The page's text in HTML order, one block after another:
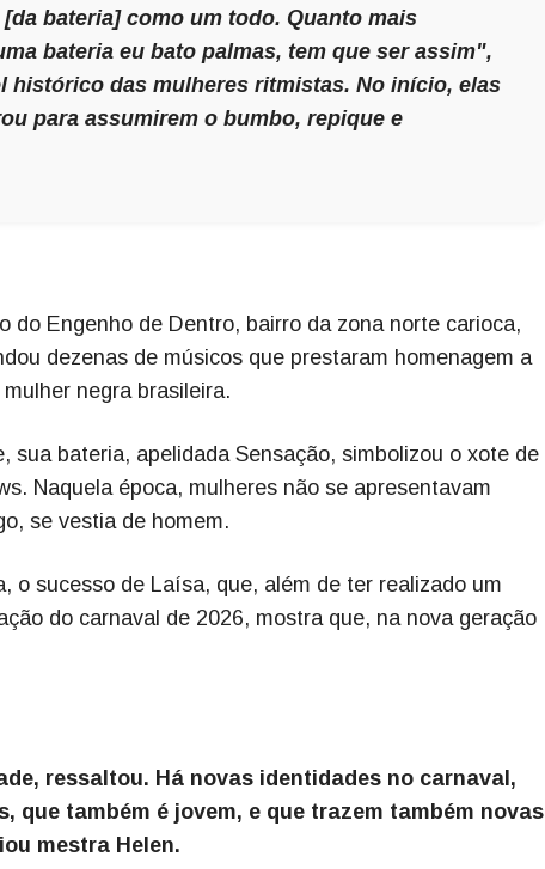
bateria] como um todo. Quanto mais
bateria eu bato palmas, tem que ser assim",
histórico das mulheres ritmistas. No início, elas
para assumirem o bumbo, repique e
do Engenho de Dentro, bairro da zona norte carioca,
dezenas de músicos que prestaram homenagem a
negra brasileira.
sua bateria, apelidada Sensação, simbolizou o xote de
Naquela época, mulheres não se apresentavam
se vestia de homem.
o sucesso de Laísa, que, além de ter realizado um
do carnaval de 2026, mostra que, na nova geração
ressaltou. Há novas identidades no carnaval,
que também é jovem, e que trazem também novas
mestra Helen.